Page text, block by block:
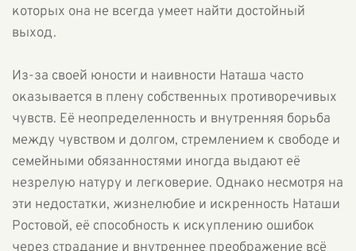
которых она не всегда умеет найти достойный
выход.
Из-за своей юности и наивности Наташа часто
оказывается в плену собственных противоречивых
чувств. Её неопределенность и внутренняя борьба
между чувством и долгом, стремлением к свободе и
семейными обязанностями иногда выдают её
незрелую натуру и легковерие. Однако несмотря на
эти недостатки, жизнелюбие и искренность Наташи
Ростовой, её способность к искуплению ошибок